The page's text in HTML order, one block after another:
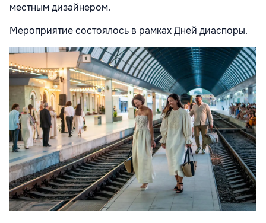
местным дизайнером.
Мероприятие состоялось в рамках Дней диаспоры.